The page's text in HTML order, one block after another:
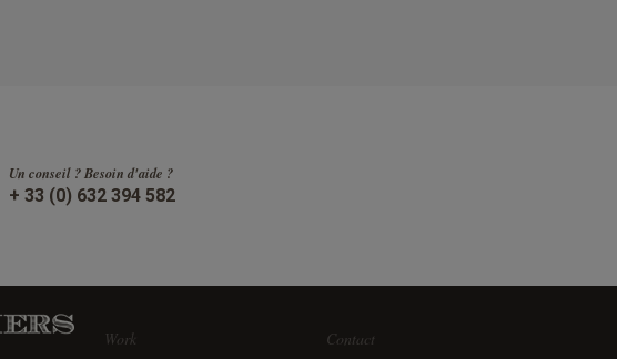
Un conseil ? Besoin d'aide ?
+ 33 (0) 632 394 582
Work Contact